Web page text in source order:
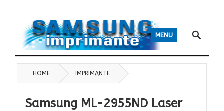
MENU
HOME IMPRIMANTE
Samsung ML-2955ND Laser